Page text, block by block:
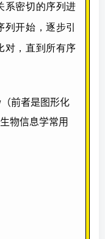
系密切的序列进
开始，逐步引
对，直到所有序
前者是图形化
物信息学常用